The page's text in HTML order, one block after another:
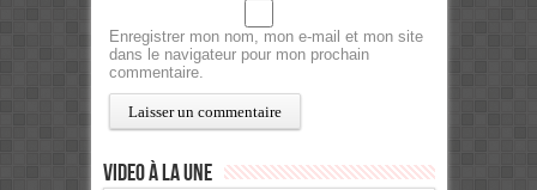
Enregistrer mon nom, mon e-mail et mon site
dans le navigateur pour mon prochain
commentaire.
Video à la Une